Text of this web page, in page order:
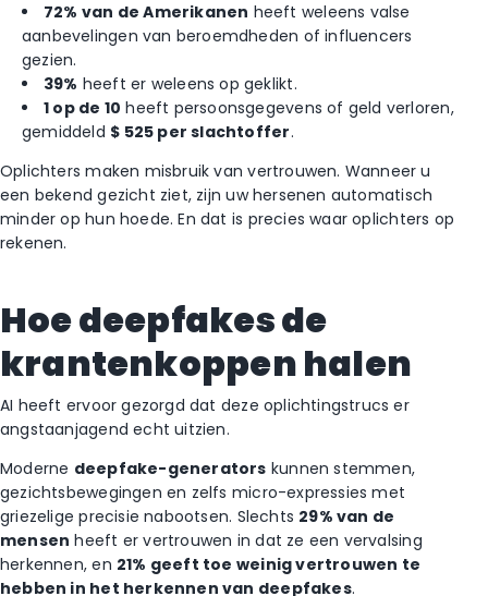
72% van de Amerikanen heeft weleens valse
aanbevelingen van beroemdheden of influencers
gezien.
39% heeft er weleens op geklikt.
1 op de 10 heeft persoonsgegevens of geld verloren,
gemiddeld $ 525 per slachtoffer.
Oplichters maken misbruik van vertrouwen. Wanneer u
een bekend gezicht ziet, zijn uw hersenen automatisch
minder op hun hoede. En dat is precies waar oplichters op
rekenen.
Hoe deepfakes de
krantenkoppen halen
AI heeft ervoor gezorgd dat deze oplichtingstrucs er
angstaanjagend echt uitzien.
Moderne deepfake-generators kunnen stemmen,
gezichtsbewegingen en zelfs micro-expressies met
griezelige precisie nabootsen. Slechts 29% van de
mensen heeft er vertrouwen in dat ze een vervalsing
herkennen, en 21% geeft toe weinig vertrouwen te
hebben in het herkennen van deepfakes.